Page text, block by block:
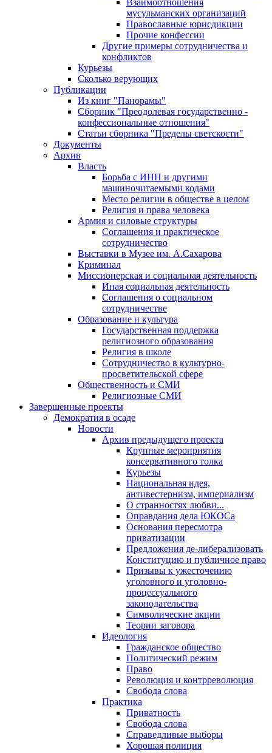
Взаимоотношения
мусульманских организаций
Православные юрисдикции
Прочие конфессии
Другие примеры сотрудничества и
конфликтов
Курьезы
Сколько верующих
Публикации
Из книг "Панорамы"
Сборник "Преодолевая государственно -
конфессиональные отношения"
Статьи сборника "Пределы светскости"
Документы
Архив
Власть
Борьба с ИНН и другими
машиночитаемыми кодами
Место религии в обществе в целом
Религия и права человека
Армия и силовые структуры
Соглашения и практическое
сотрудничество
Выставки в Музее им. А.Сахарова
Криминал
Миссионерская и социальная деятельность
Иная социальная деятельность
Соглашения о социальном
сотрудничестве
Образование и культура
Государственная поддержка
религиозного образования
Религия в школе
Сотрудничество в культурно-
просветительской сфере
Общественность и СМИ
Религиозные СМИ
Завершенные проекты
Демократия в осаде
Новости
Архив предыдущего проекта
Крупные мероприятия
консервативного толка
Курьезы
Национальная идея,
антивестернизм, империализм
О странностях любви...
Оправдания дела ЮКОСа
Основания пересмотра
приватизации
Предложения де-либерализовать
Конституцию и публичное право
Призывы к ужесточению
уголовного и уголовно-
процессуального
законодательства
Символические акции
Теории заговора
Идеология
Гражданское общество
Политический режим
Право
Революция и контрреволюция
Свобода слова
Практика
Приватность
Свобода слова
Справедливые выборы
Хорошая полиция